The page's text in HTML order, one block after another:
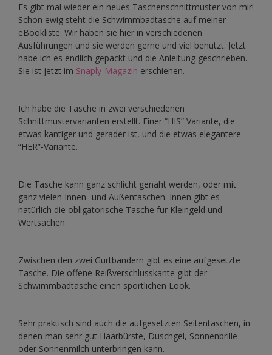
Es gibt mal wieder ein neues Taschenschnittmuster von mir!
Schon ewig steht die Schwimmbadtasche auf meiner
eBookliste. Wir haben sie hier in verschiedenen
Ausführungen und sie werden gerne und viel benutzt. Jetzt
habe ich es endlich gepackt und die Anleitung geschrieben.
Sie ist jetzt im Snaply-Magazin erschienen.
Ich habe die Tasche in zwei verschiedenen
Schnittmustervarianten erstellt. Einer “HIS” Variante, die
etwas kantiger und gerader ist, und die etwas elegantere
“HER”-Variante.
Die Tasche kann ganz schlicht genäht werden, oder mit
ganz vielen Innen- und Außentaschen. Innen gibt es
natürlich die obligatorische Tasche für Kleingeld und
Wertsachen.
Zwischen den zwei Gurtbändern gibt es eine aufgesetzte
Tasche. Die offene Reißverschlusskante gibt der
Schwimmbadtasche einen sportlichen Look.
Sehr praktisch sind auch die aufgesetzten Seitentaschen, in
denen man sehr gut Haarbürste, Duschgel, Sonnenbrille
oder Sonnenmilch unterbringen kann.